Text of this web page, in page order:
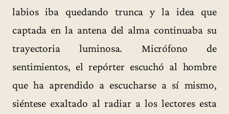
labios iba quedando trunca y la idea que
captada en la antena del alma continuaba su
trayectoria luminosa. Micrófono de
sentimientos, el repórter escuchó al hombre
que ha aprendido a escucharse a sí mismo,
siéntese exaltado al radiar a los lectores esta